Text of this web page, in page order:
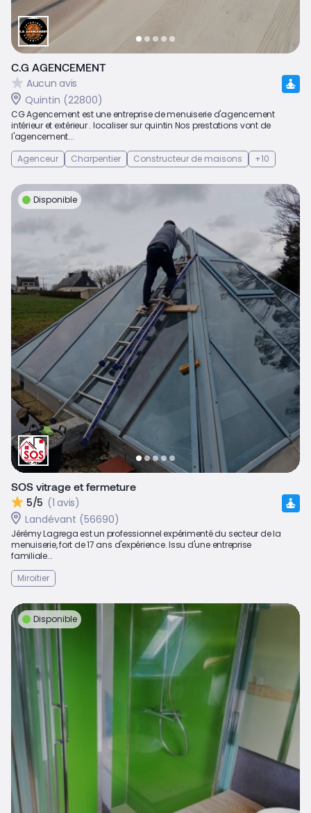
C.G AGENCEMENT
Aucun avis
Quintin (22800)
CG Agencement est une entreprise de menuiserie d'agencement
intérieur et extérieur . localiser sur quintin Nos prestations vont de
l'agencement...
Agenceur
Charpentier Constructeur de maisons +10
Disponible
SOS vitrage et fermeture
5/5 (1 avis)
Landévant (56690)
Jérémy Lagrega est un professionnel expérimenté du secteur de la
menuiserie, fort de 17 ans d'expérience. Issu d'une entreprise
familiale...
Miroitier
Disponible